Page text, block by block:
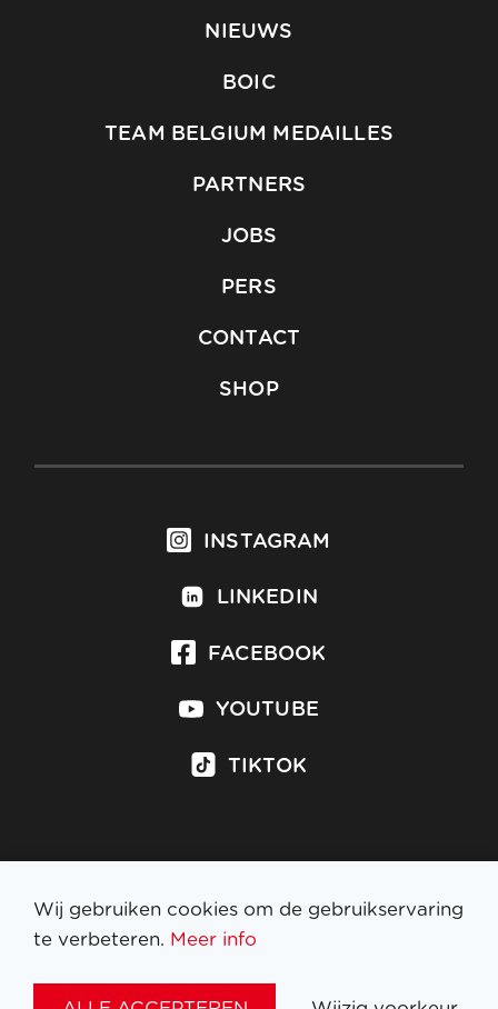
NIEUWS
BOIC
TEAM BELGIUM MEDAILLES
PARTNERS
JOBS
PERS
CONTACT
SHOP
INSTAGRAM
LINKEDIN
FACEBOOK
YOUTUBE
TIKTOK
Inschrijven op nieuwsbrief
Wij gebruiken cookies om de gebruikservaring
te verbeteren. Meer info